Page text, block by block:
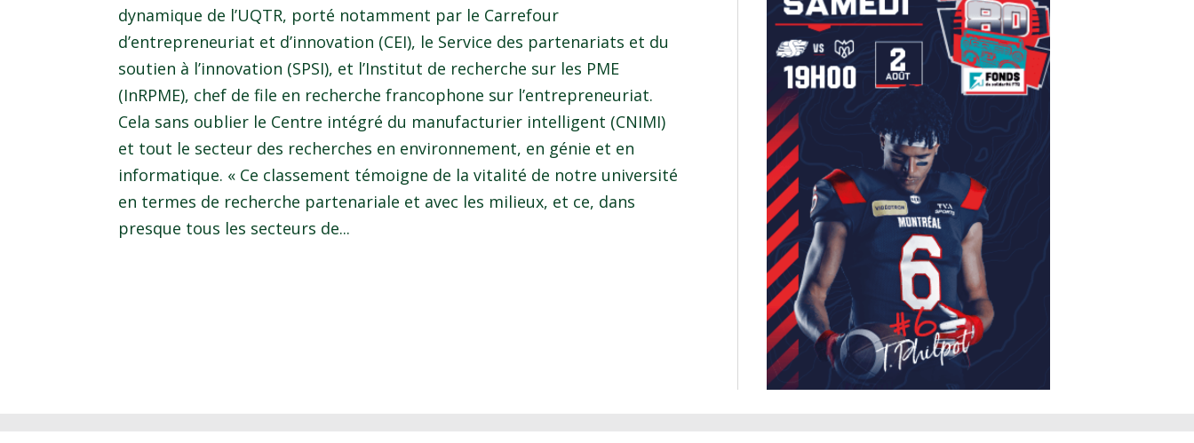
dynamique de l’UQTR, porté notamment par le Carrefour
d’entrepreneuriat et d’innovation (CEI), le Service des partenariats et du
soutien à l’innovation (SPSI), et l’Institut de recherche sur les PME
(InRPME), chef de file en recherche francophone sur l’entrepreneuriat.
Cela sans oublier le Centre intégré du manufacturier intelligent (CNIMI)
et tout le secteur des recherches en environnement, en génie et en
informatique. « Ce classement témoigne de la vitalité de notre université
en termes de recherche partenariale et avec les milieux, et ce, dans
presque tous les secteurs de...